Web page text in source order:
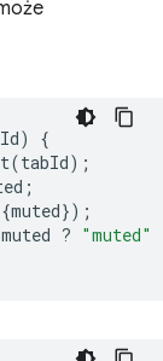
)
{
(tabId);
;
{muted});
muted ? "muted"